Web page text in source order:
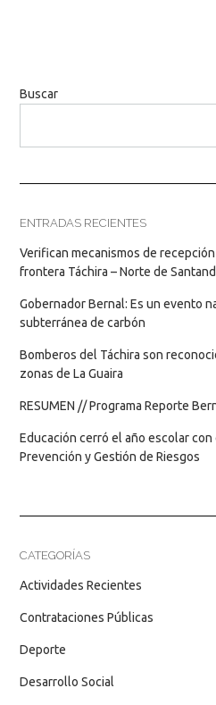
Buscar
ENTRADAS RECIENTES
Verifican mecanismos de
frontera Táchira – Norte de
Gobernador Bernal: Es un evento
subterránea de carbón
Bomberos del Táchira son
zonas de La Guaira
RESUMEN // Programa Reporte
Educación cerró el año escolar
Prevención y Gestión de Riesgos
CATEGORÍAS
Actividades Recientes
Contrataciones Públicas
Deporte
Desarrollo Social